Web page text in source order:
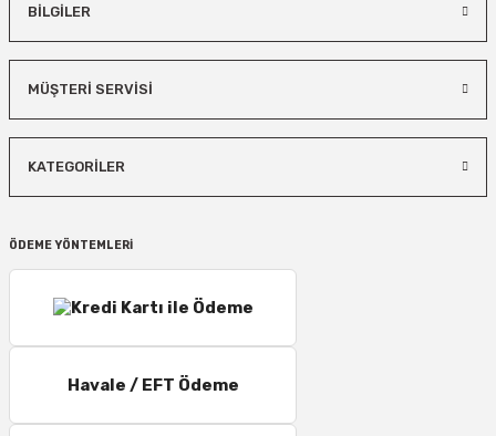
BİLGİLER
MÜŞTERİ SERVİSİ
KATEGORİLER
ÖDEME YÖNTEMLERİ
Havale / EFT Ödeme